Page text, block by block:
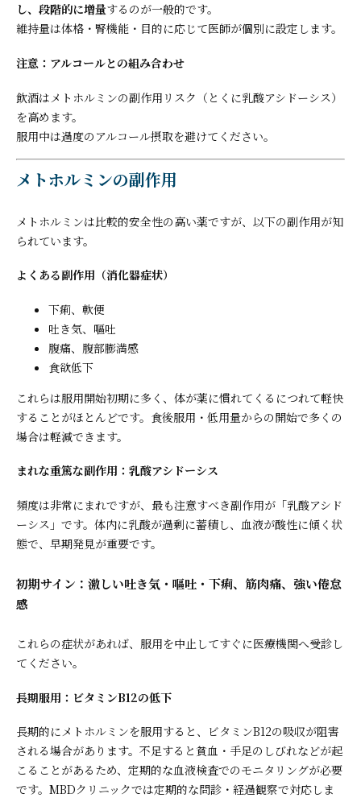
し、段階的に増量するのが一般的です。
維持量は体格・腎機能・目的に応じて医師が個別に設定します。
注意：アルコールとの組み合わせ
飲酒はメトホルミンの副作用リスク（とくに乳酸アシドーシス）
を高めます。
服用中は過度のアルコール摂取を避けてください。
メトホルミンの副作用
メトホルミンは比較的安全性の高い薬ですが、以下の副作用が知
られています。
よくある副作用（消化器症状）
下痢、軟便
吐き気、嘔吐
腹痛、腹部膨満感
食欲低下
これらは服用開始初期に多く、体が薬に慣れてくるにつれて軽快
することがほとんどです。食後服用・低用量からの開始で多くの
場合は軽減できます。
まれな重篤な副作用：乳酸アシドーシス
頻度は非常にまれですが、最も注意すべき副作用が「乳酸アシド
ーシス」です。体内に乳酸が過剰に蓄積し、血液が酸性に傾く状
態で、早期発見が重要です。
初期サイン：激しい吐き気・嘔吐・下痢、筋肉痛、強い倦怠
感
これらの症状があれば、服用を中止してすぐに医療機関へ受診し
てください。
長期服用：ビタミンB12の低下
長期的にメトホルミンを服用すると、ビタミンB12の吸収が阻害
される場合があります。不足すると貧血・手足のしびれなどが起
こることがあるため、定期的な血液検査でのモニタリングが必要
です。MBDクリニックでは定期的な問診・経過観察で対応しま